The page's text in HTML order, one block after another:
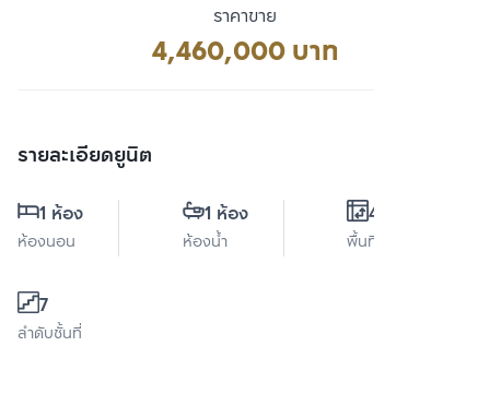
ราคาขาย
4,460,000 บาท
รายละเอียดยูนิต
1 ห้อง
ห้องนอน
1 ห้อง
ห้องน้ำ
42 ตร.ม.
พื้นที่ใช้สอย
7
ลำดับชั้นที่